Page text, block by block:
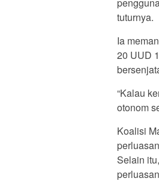
tuturnya.
Ia
20 UUD
“Kalau
otonom
Koalisi
Selain